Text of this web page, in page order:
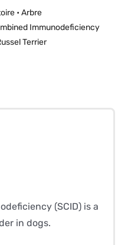
• Arbre
Immunodeficiency
Terrier
(SCID) is a
in dogs.